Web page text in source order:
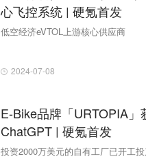
心飞控系统 | 硬氪首发
低空经济eVTOL上游核心供应商
2024-07-08
E-Bike品牌「URTOPIA
ChatGPT | 硬氪首发
投资2000万美元的自有工厂已开工